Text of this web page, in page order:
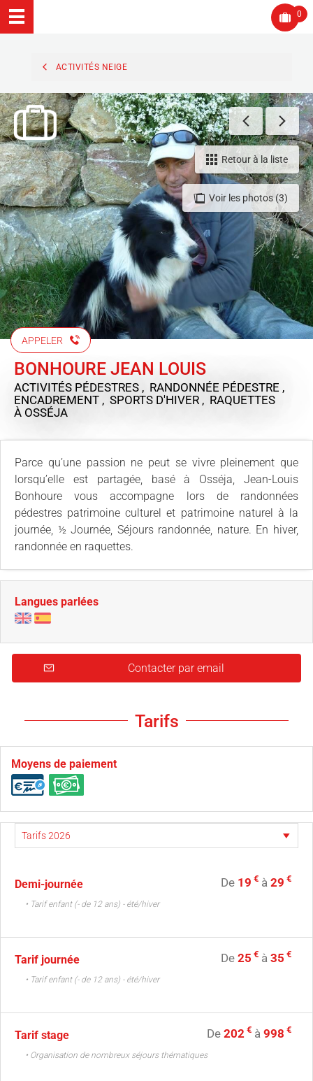
0
ACTIVITÉS NEIGE
Voir les photos (3)
Retour à la liste
APPELER
BONHOURE JEAN LOUIS
ACTIVITÉS PÉDESTRES , RANDONNÉE PÉDESTRE ,
ENCADREMENT , SPORTS D'HIVER , RAQUETTES
À OSSÉJA
Parce qu’une passion ne peut se vivre pleinement que
lorsqu’elle est partagée, basé à Osséja, Jean-Louis
Bonhoure vous accompagne lors de randonnées
pédestres patrimoine culturel et patrimoine naturel à la
journée, ½ Journée, Séjours randonnée, nature. En hiver,
randonnée en raquettes.
Langues parlées
Contacter par email
Tarifs
Moyens de paiement
Demi-journée De 19 € à 29 €
• Tarif enfant (- de 12 ans) - été/hiver
Tarif journée De 25 € à 35 €
• Tarif enfant (- de 12 ans) - été/hiver
Tarif stage De 202 € à 998 €
• Organisation de nombreux séjours thématiques